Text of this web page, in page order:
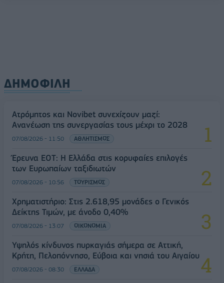
ΔΗΜΟΦΙΛΗ
Ατρόμητος και Novibet συνεχίζουν μαζί:
Ανανέωση της συνεργασίας τους μέχρι το 2028
07/08/2026 - 11:50 ΑΘΛΗΤΙΣΜΟΣ
Έρευνα ΕΟΤ: Η Ελλάδα στις κορυφαίες επιλογές
των Ευρωπαίων ταξιδιωτών
07/08/2026 - 10:56 ΤΟΥΡΙΣΜΟΣ
Χρηματιστήριο: Στις 2.618,95 μονάδες ο Γενικός
Δείκτης Τιμών, με άνοδο 0,40%
07/08/2026 - 13:07 ΟΙΚΟΝΟΜΙΑ
Υψηλός κίνδυνος πυρκαγιάς σήμερα σε Αττική,
Κρήτη, Πελοπόννησο, Εύβοια και νησιά του Αιγαίου
07/08/2026 - 08:30 ΕΛΛΑΔΑ